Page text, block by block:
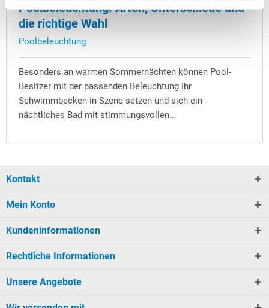
Poolbeleuchtung: Arten, Unterschiede und
die richtige Wahl
Poolbeleuchtung
Besonders an warmen Sommernächten können Pool-
Besitzer mit der passenden Beleuchtung Ihr
Schwimmbecken in Szene setzen und sich ein
nächtliches Bad mit stimmungsvollen...
Kontakt
Mein Konto
Kundeninformationen
Rechtliche Informationen
Unsere Angebote